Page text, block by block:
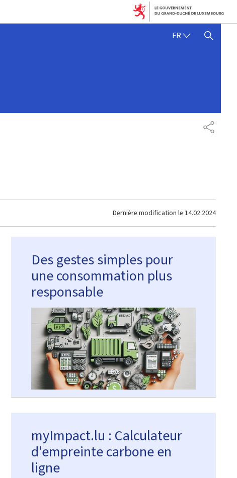
FRFRANÇAIS
AFFICHER / MASQUER
Dernière modification le 14.02.2024
Des gestes simples pour
une consommation plus
responsable
myImpact.lu : Calculateur
d'empreinte carbone en
ligne